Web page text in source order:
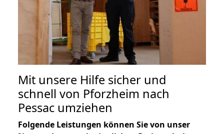
Mit unsere Hilfe sicher und
schnell von Pforzheim nach
Pessac umziehen
Folgende Leistungen können Sie von unser